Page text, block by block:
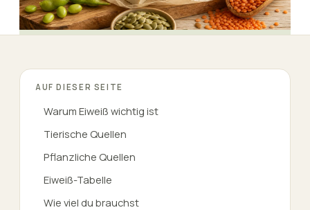
AUF DIESER SEITE
Warum Eiweiß wichtig ist
Tierische Quellen
Pflanzliche Quellen
Eiweiß-Tabelle
Wie viel du brauchst